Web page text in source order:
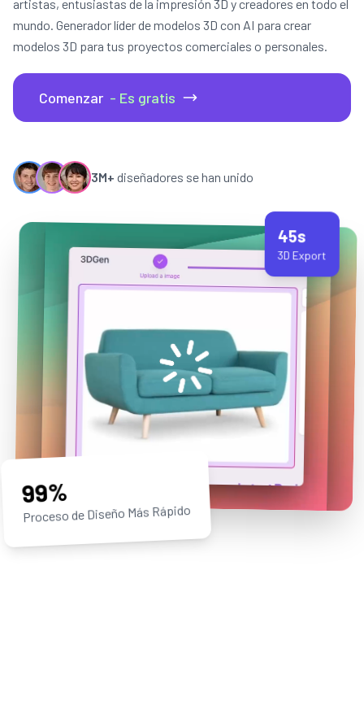
artistas, entusiastas de la impresión 3D y creadores en todo el
mundo. Generador líder de modelos 3D con AI para crear
modelos 3D para tus proyectos comerciales o personales.
Comenzar - Es gratis
3M+ diseñadores se han unido
99%
Proceso de Diseño Más Rápido
45s
3D Export